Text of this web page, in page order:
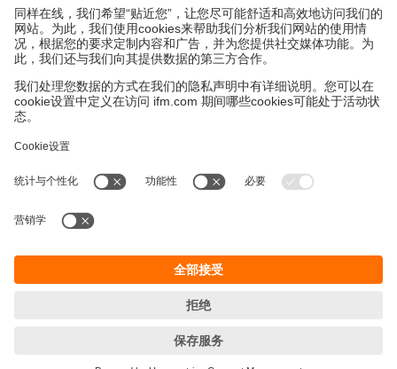
盛夏路61弄1号楼6层
邮编: 201203
总机: 021 3813 4800
电子邮箱:info.cn@ifm.com
沪ICP备19047231号-1
沪公网安备31011502010310号
工作时间：
（节假日除外）